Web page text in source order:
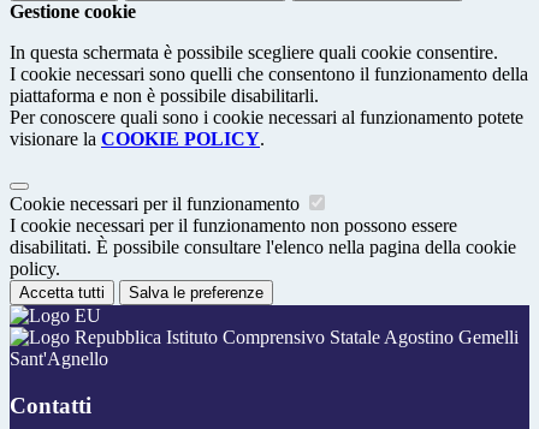
Gestione cookie
In questa schermata è possibile scegliere quali cookie consentire.
I cookie necessari sono quelli che consentono il funzionamento della
piattaforma e non è possibile disabilitarli.
Per conoscere quali sono i cookie necessari al funzionamento potete
visionare la COOKIE POLICY.
Cookie necessari per il funzionamento
I cookie necessari per il funzionamento non possono essere
disabilitati. È possibile consultare l'elenco nella pagina della cookie
policy.
Accetta tutti Salva le preferenze
Istituto Comprensivo Statale Agostino Gemelli
Sant'Agnello
Contatti